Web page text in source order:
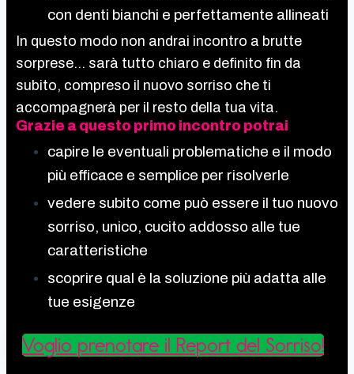
con denti bianchi e perfettamente allineati
In questo modo non andrai incontro a brutte
sorprese… sarà tutto chiaro e definito fin da
subito, compreso il nuovo sorriso che ti
accompagnerà per il resto della tua vita.
Grazie a questo primo incontro potrai
capire le eventuali problematiche e il modo
più efficace e semplice per risolverle
vedere subito come può essere il tuo nuovo
sorriso, unico, cucito addosso alle tue
caratteristiche
scoprire qual è la soluzione più adatta alle
tue esigenze
Voglio prenotare il Report del Sorriso!